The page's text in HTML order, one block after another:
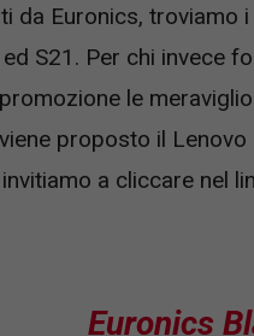
da Euronics, troviamo i
S21. Per chi invece
le
proposto il
a cliccare nel
Euronics